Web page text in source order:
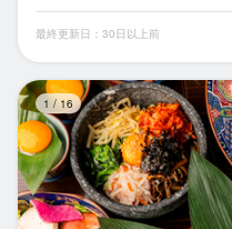
最終更新日：30日以上前
1 / 16